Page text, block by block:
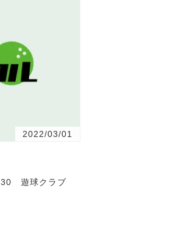
2022/03/01